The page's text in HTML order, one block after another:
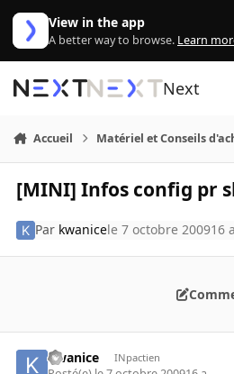
Aller au contenu
View in the app
A better way to browse. Learn
Next
Accueil Matériel et Conseils
[MINI] Infos config pr
Par kwanicele 7 octobre 200916 a
kwanice INpactien